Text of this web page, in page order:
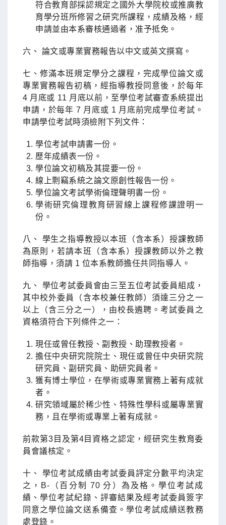
符合教育部採認規定之國外大學院校或推廣教
育學分班所修習之研究所課程，成績及格，經
申請並由本系審核通過者，准予抵免。
六、 論文或專業實務報告以中文或英文撰寫。
七、修滿本班規定學分之課程，完成學位論文或
專業實務報告初稿，經指導教授同意後，於每年
4 月底或 11 月底以前，至學位考試審查系統提出
申請，於每年 7 月底或 1 月底前完成學位考試。
申請學位考試時須檢附下列文件：
學位考試申請書一份。
歷年成績表一份。
學位論文初稿及其提要一份。
線上剽竊系統之論文原創性報告一份。
學位論文考試學術倫理聲明書一份。
學術研究倫理教育研習線上課程修課證明一
份。
八、 學生之指導教授以本班（含本系）授課教師
為原則，若請本班（含本系）授課教師以外之教
師指導，須請 1 位本系教師擔任共同指導人。
九、 學位考試委員會由三至五位考試委員組成，
其中校外委員（含本校兼任教師）須達三分之一
以上（含三分之一），由校長遴聘。考試委員之
資格須符合下列條件之一：
現任或曾任教授、副教授、助理教授者。
擔任中央研究院院士、現任或曾任中央研究院
研究員、副研究員、助研究員者。
獲有博士學位，在學術或專業實務上著有成就
者。
研究領域屬於稀少性、特殊性學科或屬專業實
務，且在學術或專業上著有成就。
前款第3目及第4目資格之認定，經研究生教育委
員會議核定。
十、 學位考試成績由考試委員評定分數平均決定
之，B-（百分制 70 分）為及格。學位考試成
績、學位考試紀錄、評審結果及經考試委員簽字
同意之學位論文送系備查。學位考試成績送教務
處登錄。